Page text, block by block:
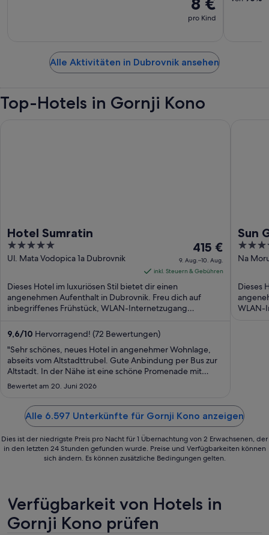
pro Kind
Alle Aktivitäten in Dubrovnik ansehen
Top-Hotels in Gornji Kono
Hotel Sumratin
5
out
5
Ul. Mata Vodopica 1a Dubrovnik
Der
Preis
beträgt
pro
Nacht
Aug.
bis
zum
415 €
9. Aug.–10. Aug.
inkl. Steuern & Gebühren
Dieses Hotel im luxuriösen Stil bietet dir einen
angenehmen Aufenthalt in Dubrovnik. Freu dich auf
inbegriffenes Frühstück, WLAN-Internetzugang
9,6/10 Hervorragend! (72 Bewertungen)
"Sehr schönes, neues Hotel in angenehmer Wohnlage,
abseits vom Altstadttrubel. Gute Anbindung per Bus zur
Altstadt. In der Nähe ist eine schöne Promenade mit
Restaurants und Cafés. Wir wollten ein späteres Check-
aber am letzten Tag hat es dann ..."
Bewertet am 20. Juni 2026
Sun
5
out
5
Na
Dieses
WLAN-
Alle 6.597 Unterkünfte für Gornji Kono anzeigen
Dies ist der niedrigste Preis pro Nacht für 1 Übernachtung von 2 Erwachsenen, der
in den letzten 24 Stunden gefunden wurde. Preise und Verfügbarkeiten können
sich ändern. Es können zusätzliche Bedingungen gelten.
Verfügbarkeit von Hotels in
Gornji Kono prüfen